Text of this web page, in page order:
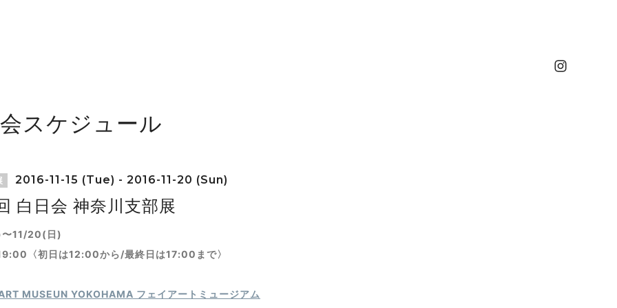
スケジュール
2016-11-15 (Tue) - 2016-11-20 (Sun)
白日会 神奈川支部展
11/20(日)
〈初日は12:00から/最終日は17:00まで〉
MUSEUN YOKOHAMA フェイアートミュージアム